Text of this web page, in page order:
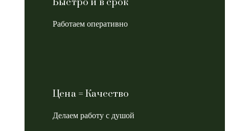
Работаем оперативно
Цена = Качество
Делаем работу с душой